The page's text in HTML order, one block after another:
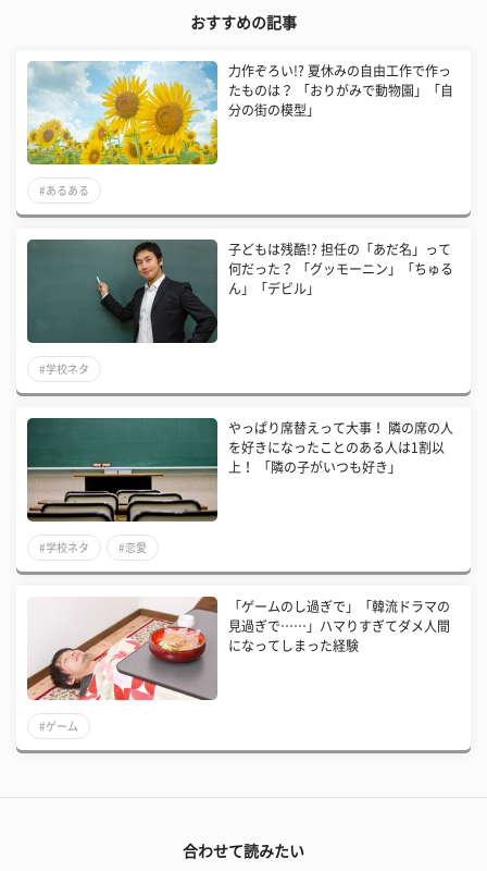
おすすめの記事
力作ぞろい!? 夏休みの自由工作で作っ
たものは？ 「おりがみで動物園」「自
分の街の模型」
#あるある
子どもは残酷!? 担任の「あだ名」って
何だった？ 「グッモーニン」「ちゅる
ん」「デビル」
#学校ネタ
やっぱり席替えって大事！ 隣の席の人
を好きになったことのある人は1割以
上！ 「隣の子がいつも好き」
#学校ネタ #恋愛
「ゲームのし過ぎで」「韓流ドラマの
見過ぎで……」ハマりすぎてダメ人間
になってしまった経験
#ゲーム
合わせて読みたい